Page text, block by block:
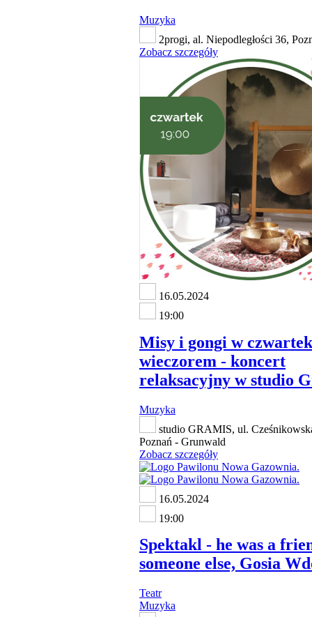
Muzyka
2progi, al. Niepodległości 36,
Zobacz szczegóły
16.05.2024
19:00
Misy i gongi w czwartek
wieczorem - koncert
relaksacyjny w studio
Muzyka
studio GRAMIS, ul.
Poznań - Grunwald
Zobacz szczegóły
16.05.2024
19:00
Spektakl - he was a
someone else, Gosia
Teatr
Muzyka